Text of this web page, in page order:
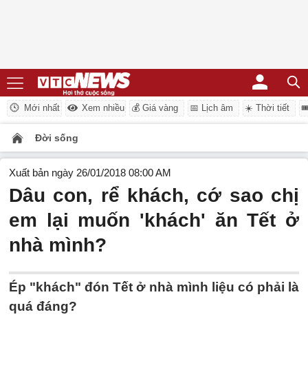
Mới nhất Xem nhiều 💰 Giá vàng 📅 Lịch âm ☀️ Thời tiết
Đời sống
Xuất bản ngày 26/01/2018 08:00 AM
Dâu con, rể khách, cớ sao chị
em lại muốn 'khách' ăn Tết ở
nhà mình?
Ép "khách" đón Tết ở nhà mình liệu có phải là
quá đáng?